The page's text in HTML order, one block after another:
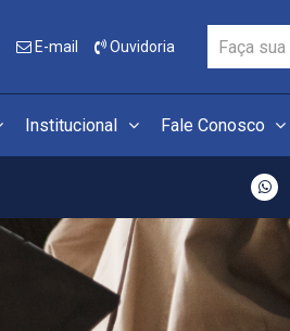
E-mail Ouvidoria
Institucional Fale Conosco